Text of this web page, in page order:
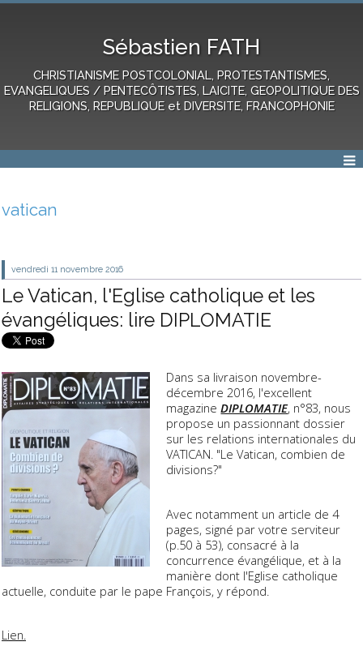
Sébastien FATH
CHRISTIANISME POSTCOLONIAL, PROTESTANTISMES,
EVANGELIQUES / PENTECÔTISTES, LAICITE, GEOPOLITIQUE DES
RELIGIONS, REPUBLIQUE et DIVERSITE, FRANCOPHONIE
vatican
vendredi 11 novembre 2016
Le Vatican, l'Eglise catholique et les
évangéliques: lire DIPLOMATIE
Dans sa livraison novembre-
décembre 2016, l'excellent
magazineDIPLOMATIE, n°83, nous
propose un passionnant dossier
sur les relations internationales du
VATICAN. "Le Vatican, combien de
divisions?"
Avec notamment un article de 4
pages, signé par votre serviteur
(p.50 à 53), consacré à la
concurrence évangélique, et à la
manière dont l'Eglise catholique
actuelle, conduite par le pape François, y répond.
Lien.